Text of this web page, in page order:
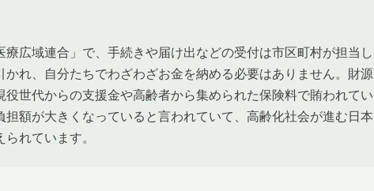
広域連合」で、手続きや届け出などの受付は市区町村が担当し
れ、自分たちでわざわざお金を納める必要はありません。財源
世代からの支援金や高齢者から集められた保険料で賄われてい
額が大きくなっていると言われていて、高齢化社会が進む日本
れています。